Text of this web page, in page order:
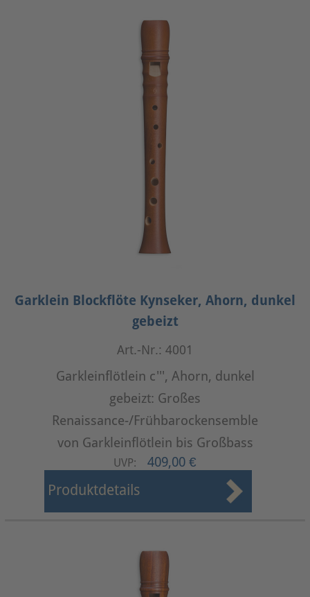
Garklein Blockflöte Kynseker, Ahorn, dunkel
gebeizt
Art.-Nr.: 4001
Garkleinflötlein c''', Ahorn, dunkel
gebeizt: Großes
Renaissance-/Frühbarockensemble
von Garkleinflötlein bis Großbass
UVP: 409,00 €
Produktdetails